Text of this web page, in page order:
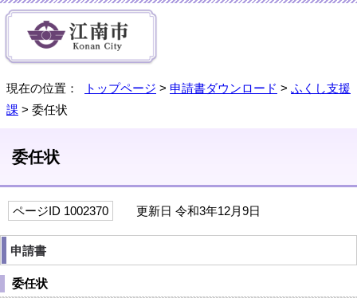
現在の位置： トップページ > 申請書ダウンロード > ふくし支援
課 > 委任状
委任状
ページID 1002370 更新日 令和3年12月9日
申請書
委任状